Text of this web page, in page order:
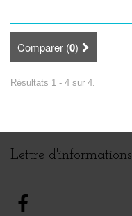
Comparer (0)
Résultats 1 - 4 sur 4.
Lettre d'informations